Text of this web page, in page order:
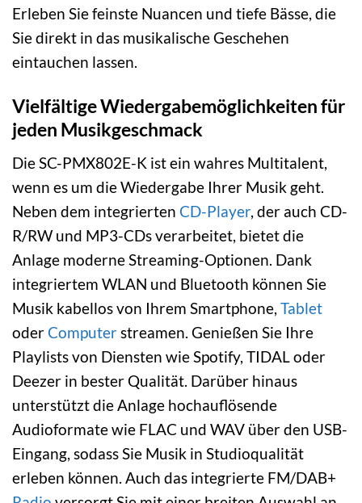
Erleben Sie feinste Nuancen und tiefe Bässe, die
Sie direkt in das musikalische Geschehen
eintauchen lassen.
Vielfältige Wiedergabemöglichkeiten für
jeden Musikgeschmack
Die SC-PMX802E-K ist ein wahres Multitalent,
wenn es um die Wiedergabe Ihrer Musik geht.
Neben dem integrierten CD-Player, der auch CD-
R/RW und MP3-CDs verarbeitet, bietet die
Anlage moderne Streaming-Optionen. Dank
integriertem WLAN und Bluetooth können Sie
Musik kabellos von Ihrem Smartphone, Tablet
oderComputer streamen. Genießen Sie Ihre
Playlists von Diensten wie Spotify, TIDAL oder
Deezer in bester Qualität. Darüber hinaus
unterstützt die Anlage hochauflösende
Audioformate wie FLAC und WAV über den USB-
Eingang, sodass Sie Musik in Studioqualität
erleben können. Auch das integrierte FM/DAB+